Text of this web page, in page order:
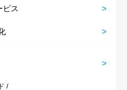
ビス
/